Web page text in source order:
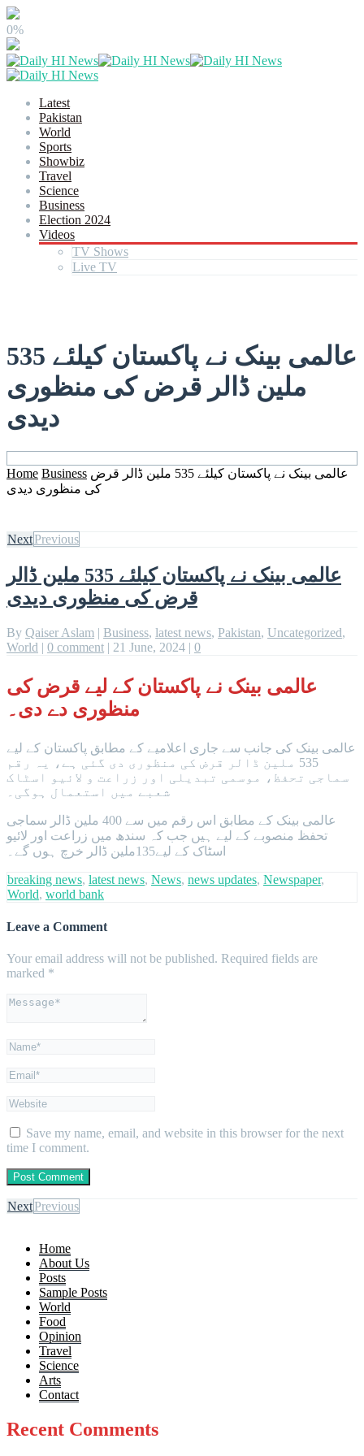
0%
Latest
Pakistan
World
Sports
Showbiz
Travel
Science
Business
Election 2024
Videos
TV Shows
Live TV
عالمی بینک نے پاکستان کیلئے 535
ملین ڈالر قرض کی منظوری
دیدی
Home Business عالمی بینک نے پاکستان کیلئے 535 ملین ڈالر قرض
کی منظوری دیدی
NextPrevious
عالمی بینک نے پاکستان کیلئے 535 ملین ڈالر
قرض کی منظوری دیدی
By Qaiser Aslam | Business, latest news, Pakistan, Uncategorized,
World | 0 comment | 21 June, 2024 | 0
عالمی بینک نے پاکستان کے لیے قرض کی
منظوری دے دی۔
عالمی بینک کی جانب سے جاری اعلامیے کے مطابق پاکستان کے لیے
535 ملین ڈالر قرض کی منظوری دی گئی ہے، یہ رقم
سماجی تحفظ، موسمی تبدیلی اور زراعت و لائیو اسٹاک
شعبے میں استعمال ہوگی۔
عالمی بینک کے مطابق اس رقم میں سے 400 ملین ڈالر سماجی
تحفظ منصوبے کے لیے ہیں جب کہ سندھ میں زراعت اور لائیو
اسٹاک کے لیے135ملین ڈالر خرچ ہوں گے۔
breaking news, latest news, News, news updates, Newspaper,
World, world bank
Leave a Comment
Your email address will not be published. Required fields are
marked *
Save my name, email, and website in this browser for the next
time I comment.
NextPrevious
Home
About Us
Posts
Sample Posts
World
Food
Opinion
Travel
Science
Arts
Contact
Recent Comments